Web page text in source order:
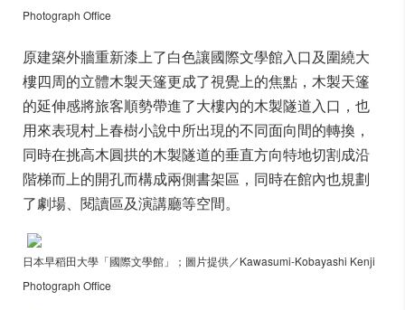
Photograph Office
原建築外牆重新漆上了白色讓國際文學館入口及圍繞大
樓四周的立體木製天篷更成了視覺上的焦點，木製天篷
的延伸感將旅客順勢帶進了大樓內的木製隧道入口，也
用來表現村上春樹小說中所出現的不同面向間的轉換，
同時在挑高木圓拱的木製隧道的垂直方向特地切割成沿
階梯而上的開孔而構成兩側書架區，同時在館內也規劃
了劇場、閱讀區及演講廳等空間。
日本早稻田大學「國際文學館」；圖片提供／Kawasumi-Kobayashi Kenji
Photograph Office